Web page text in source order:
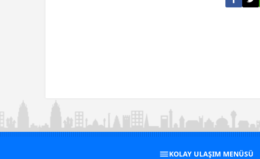
KOLAY ULAŞIM MENÜSÜ